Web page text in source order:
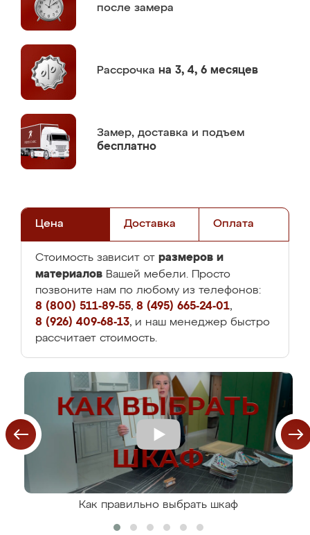
после замера
Рассрочка на 3, 4, 6 месяцев
Замер, доставка и подъем
бесплатно
Цена Доставка Оплата
Стоимость зависит от размеров и
материалов Вашей мебели. Просто
позвоните нам по любому из телефонов:
8 (800) 511-89-55, 8 (495) 665-24-01,
8 (926) 409-68-13, и наш менеджер быстро
рассчитает стоимость.
Как правильно выбрать шкаф